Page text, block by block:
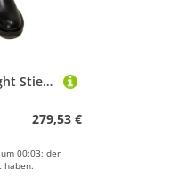
Damen Mode High Knight Stiefel Schwarz Leder Schuhe Herbst Winter Stiefel Damen Lange Motorrad Botas
279,53 €
00:03; der
haben.